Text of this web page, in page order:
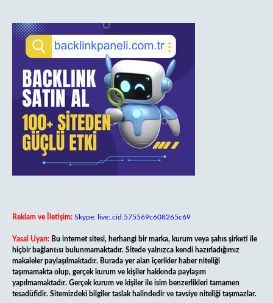
Reklam ve İletişim: Skype: live:.cid.575569c608265c69
Yasal Uyarı: Bu internet sitesi, herhangi bir marka, kurum veya şahıs şirketi ile
hiçbir bağlantısı bulunmamaktadır. Sitede yalnızca kendi hazırladığımız
makaleler paylaşılmaktadır. Burada yer alan içerikler haber niteliği
taşımamakta olup, gerçek kurum ve kişiler hakkında paylaşım
yapılmamaktadır. Gerçek kurum ve kişiler ile isim benzerlikleri tamamen
tesadüfidir. Sitemizdeki bilgiler taslak halindedir ve tavsiye niteliği taşımazlar.